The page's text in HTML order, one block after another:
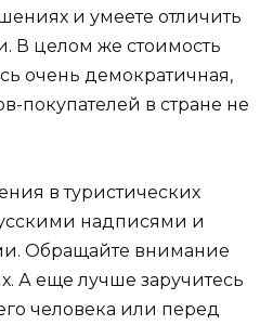
и умеете отличить
В целом же стоимость
очень демократичная,
покупателей в стране не
в туристических
надписями и
Обращайте внимание
А еще лучше заручитесь
человека или перед